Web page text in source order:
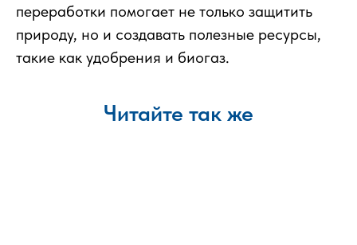
переработки помогает не только защитить
природу, но и создавать полезные ресурсы,
такие как удобрения и биогаз.
Читайте так же